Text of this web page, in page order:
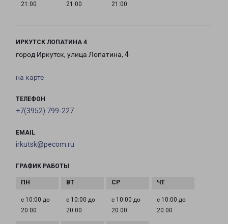
21:00
21:00
21:00
ИРКУТСК ЛОПАТИНА 4
город Иркутск, улица Лопатина, 4
на карте
ТЕЛЕФОН
+7(3952) 799-227
EMAIL
irkutsk@pecom.ru
ГРАФИК РАБОТЫ
с 10:00 до
20:00
с 10:00 до
20:00
с 10:00 до
20:00
с 10:00 до
20:00